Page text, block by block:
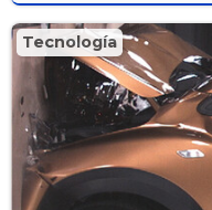
Tecnología